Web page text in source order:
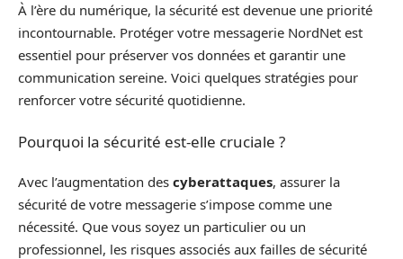
À l’ère du numérique, la sécurité est devenue une priorité
incontournable. Protéger votre messagerie NordNet est
essentiel pour préserver vos données et garantir une
communication sereine. Voici quelques stratégies pour
renforcer votre sécurité quotidienne.
Pourquoi la sécurité est-elle cruciale ?
Avec l’augmentation des cyberattaques, assurer la
sécurité de votre messagerie s’impose comme une
nécessité. Que vous soyez un particulier ou un
professionnel, les risques associés aux failles de sécurité